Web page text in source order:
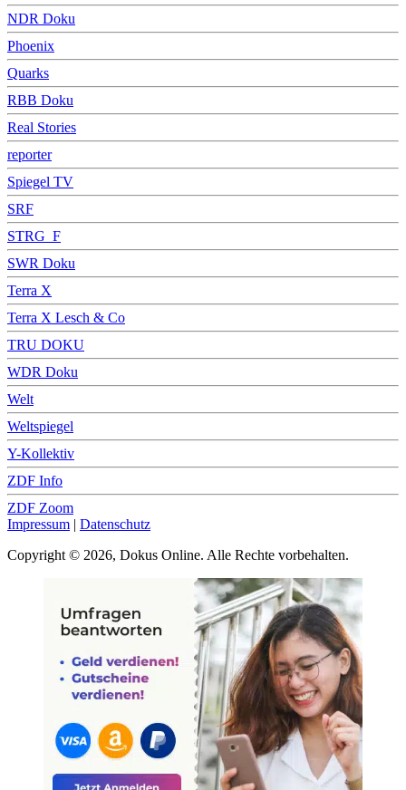
NDR Doku
Phoenix
Quarks
RBB Doku
Real Stories
reporter
Spiegel TV
SRF
STRG_F
SWR Doku
Terra X
Terra X Lesch & Co
TRU DOKU
WDR Doku
Welt
Weltspiegel
Y-Kollektiv
ZDF Info
ZDF Zoom
Impressum | Datenschutz
Copyright © 2026, Dokus Online. Alle Rechte vorbehalten.